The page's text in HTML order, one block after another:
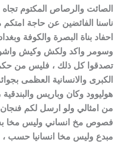
الصائت والرصاص المكتوم
ناسنا الفائضين عن حاجة امتكم
احفاد بناة البصرة والكوفة
وسومر واكد ولكش وكيش
تصدقوا كل ذلك ، فليس من
الكبرى والانسانية العظمى
هوليوود وكان وباريس
من امثالي ولو ارسل لكم
فصوص مخ انساني وليس مخا
مبدع وليس مخا انسانيا حسب ،